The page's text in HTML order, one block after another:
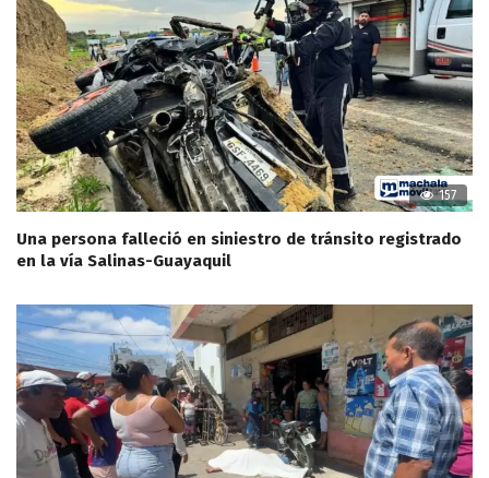
157
Una persona falleció en siniestro de tránsito registrado
en la vía Salinas-Guayaquil